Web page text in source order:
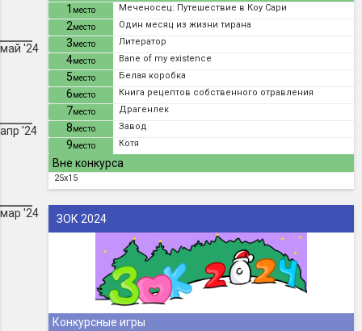
май '24
апр '24
мар '24
1 место Меченосец: Путешествие в Коу Сари
2место Один месяц из жизни тирана
3место Литератор
4место Bane of my existence
5место Белая коробка
6место Книга рецептов собственного отравления
7место Драгенлек
8место Завод
9место Котя
Вне конкурса
25x15
ЗОК 2024
Конкурсные игры